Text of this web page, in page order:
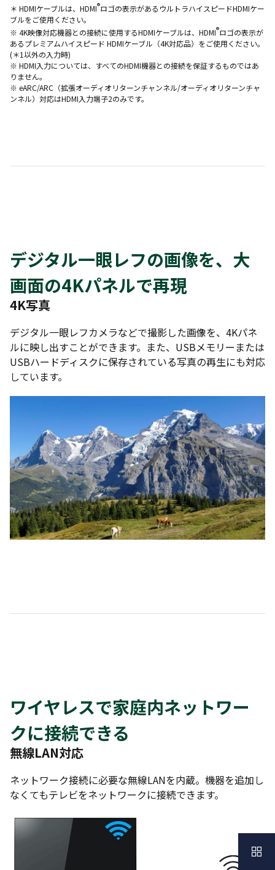
＊ HDMIケーブルは、HDMI®ロゴの表示があるウルトラハイスピードHDMIケー
ブルをご使用ください。
※ 4K映像対応機器との接続に使用するHDMIケーブルは、HDMI®ロゴの表示が
あるプレミアムハイスピード HDMIケーブル（4K対応品）をご使用ください。
(＊1以外の入力時)
※ HDMI入力については、すべてのHDMI機器との接続を保証するものではあ
りません。
※ eARC/ARC（拡張オーディオリターンチャンネル/オーディオリターンチャ
ンネル）対応はHDMI入力端子2のみです。
デジタル一眼レフの画像を、大
画面の4Kパネルで再現
4K写真
デジタル一眼レフカメラなどで撮影した画像を、4Kパネ
ルに映し出すことができます。また、USBメモリーまたは
USBハードディスクに保存されている写真の再生にも対応
しています。
ワイヤレスで家庭内ネットワー
クに接続できる
無線LAN対応
ネットワーク接続に必要な無線LANを内蔵。機器を追加し
なくてもテレビをネットワークに接続できます。